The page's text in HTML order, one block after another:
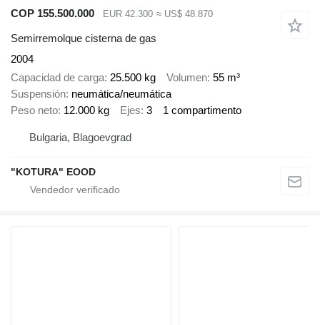
COP 155.500.000
EUR 42.300 ≈ US$ 48.870
Semirremolque cisterna de gas
2004
Capacidad de carga 25.500 kg Volumen 55 m³
Suspensión neumática/neumática
Peso neto 12.000 kg Ejes 3 1 compartimento
Bulgaria, Blagoevgrad
"KOTURA" EOOD